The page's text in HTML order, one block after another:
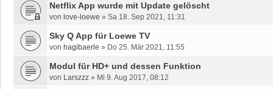
Netflix App wurde mit Update gelöscht
von love-loewe » Sa 18. Sep 2021, 11:31
Sky Q App für Loewe TV
von hagibaerle » Do 25. Mär 2021, 11:55
Modul für HD+ und dessen Funktion
von Larszzz » Mi 9. Aug 2017, 08:12